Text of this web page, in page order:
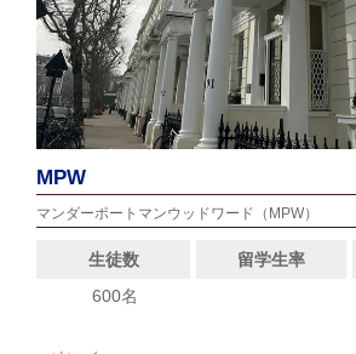
MPW
マンダーポートマンウッドワード（MPW）
生徒数 留学生率
600名